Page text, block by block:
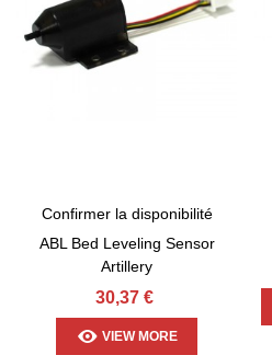
Confirmer la disponibilité
ABL Bed Leveling Sensor
Artillery
30,37 €
VIEW MORE